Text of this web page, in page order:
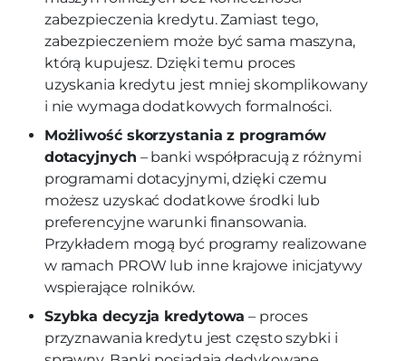
zabezpieczenia kredytu. Zamiast tego,
zabezpieczeniem może być sama maszyna,
którą kupujesz. Dzięki temu proces
uzyskania kredytu jest mniej skomplikowany
i nie wymaga dodatkowych formalności.
Możliwość skorzystania z programów
dotacyjnych – banki współpracują z różnymi
programami dotacyjnymi, dzięki czemu
możesz uzyskać dodatkowe środki lub
preferencyjne warunki finansowania.
Przykładem mogą być programy realizowane
w ramach PROW lub inne krajowe inicjatywy
wspierające rolników.
Szybka decyzja kredytowa – proces
przyznawania kredytu jest często szybki i